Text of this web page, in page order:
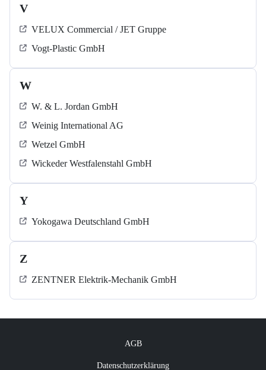
V
VELUX Commercial / JET Gruppe
Vogt-Plastic GmbH
W
W. & L. Jordan GmbH
Weinig International AG
Wetzel GmbH
Wickeder Westfalenstahl GmbH
Y
Yokogawa Deutschland GmbH
Z
ZENTNER Elektrik-Mechanik GmbH
AGB
Datenschutzerklärung